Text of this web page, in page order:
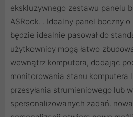
ekskluzywnego zestawu panelu
ASRock. . Idealny panel boczny
będzie idealnie pasował do
użytkownicy mogą łatwo
wewnątrz komputera, dodając
monitorowania stanu komputera
przesyłania strumieniowego lub
spersonalizowanych zadań.